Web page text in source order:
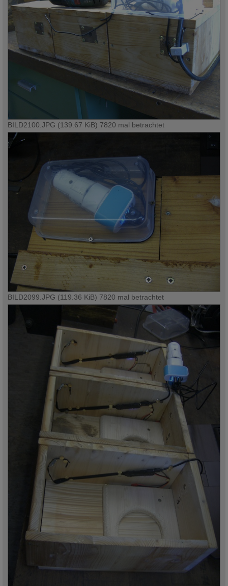
BILD2100.JPG (139.67 KiB) 7820 mal betrachtet
BILD2099.JPG (119.36 KiB) 7820 mal betrachtet